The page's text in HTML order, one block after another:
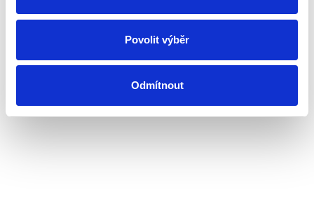
Povolit výběr
Odmítnout